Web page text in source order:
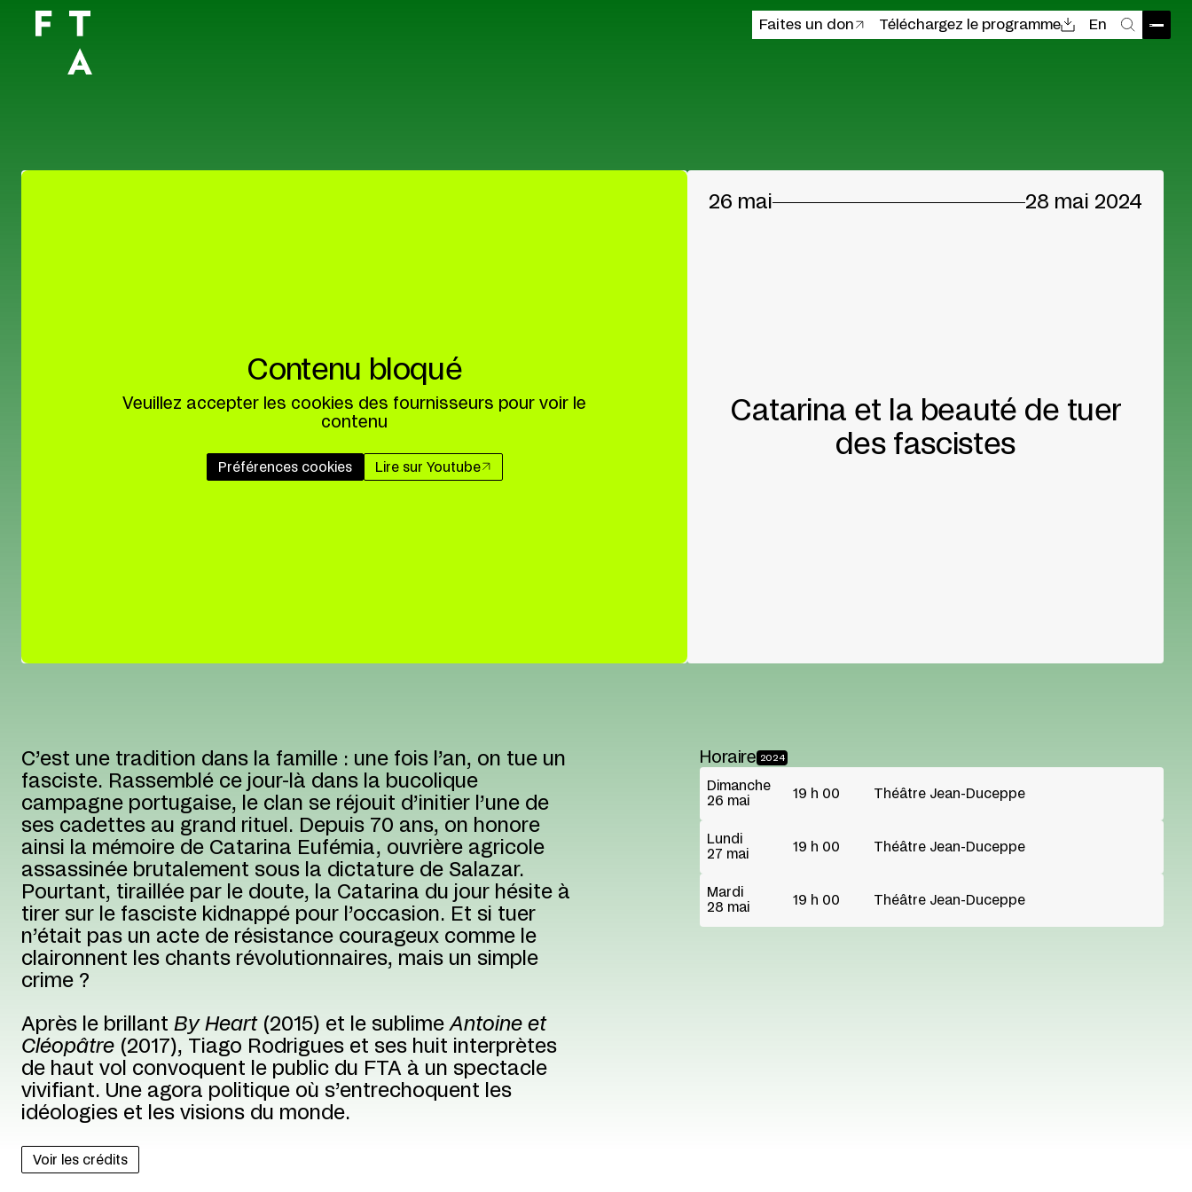
Faites un don Téléchargez le programme En
Contenu bloqué
Veuillez accepter les cookies des fournisseurs pour voir le
contenu
Préférences cookies Lire sur Youtube
26 mai 28 mai 2024
Catarina et la beauté de tuer
des fascistes
C’est une tradition dans la famille : une fois l’an, on tue un
fasciste. Rassemblé ce jour-là dans la bucolique
campagne portugaise, le clan se réjouit d’initier l’une de
ses cadettes au grand rituel. Depuis 70 ans, on honore
ainsi la mémoire de Catarina Eufémia, ouvrière agricole
assassinée brutalement sous la dictature de Salazar.
Pourtant, tiraillée par le doute, la Catarina du jour hésite à
tirer sur le fasciste kidnappé pour l’occasion. Et si tuer
n’était pas un acte de résistance courageux comme le
claironnent les chants révolutionnaires, mais un simple
crime ?
Après le brillant By Heart(2015) et le sublime Antoine et
Cléopâtre (2017), Tiago Rodrigues et ses huit interprètes
de haut vol convoquent le public du FTA à un spectacle
vivifiant. Une agora politique où s’entrechoquent les
idéologies et les visions du monde.
Voir les crédits
Horaire 2024
Dimanche
26 mai
19 h 00 Théâtre Jean-Duceppe
Lundi
27 mai
19 h 00 Théâtre Jean-Duceppe
Mardi
28 mai
19 h 00 Théâtre Jean-Duceppe